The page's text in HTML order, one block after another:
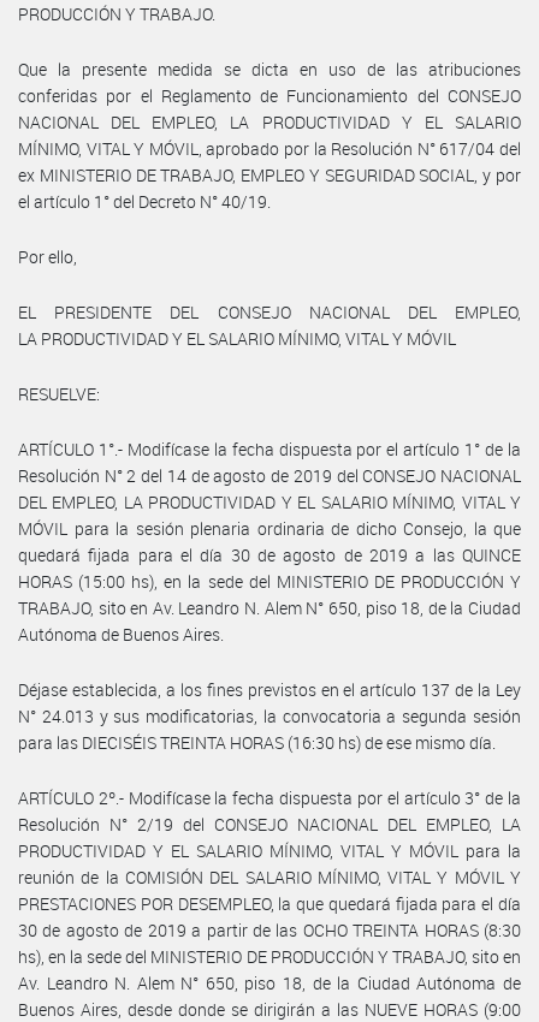
PRODUCCIÓN Y TRABAJO.
Que la presente medida se dicta en uso de las atribuciones
conferidas por el Reglamento de Funcionamiento del CONSEJO
NACIONAL DEL EMPLEO, LA PRODUCTIVIDAD Y EL SALARIO
MÍNIMO, VITAL Y MÓVIL, aprobado por la Resolución N° 617/04 del
ex MINISTERIO DE TRABAJO, EMPLEO Y SEGURIDAD SOCIAL, y por
el artículo 1° del Decreto N° 40/19.
Por ello,
EL PRESIDENTE DEL CONSEJO NACIONAL DEL EMPLEO,
LA PRODUCTIVIDAD Y EL SALARIO MÍNIMO, VITAL Y MÓVIL
RESUELVE:
ARTÍCULO 1°.- Modifícase la fecha dispuesta por el artículo 1° de la
Resolución N° 2 del 14 de agosto de 2019 del CONSEJO NACIONAL
DEL EMPLEO, LA PRODUCTIVIDAD Y EL SALARIO MÍNIMO, VITAL Y
MÓVIL para la sesión plenaria ordinaria de dicho Consejo, la que
quedará fijada para el día 30 de agosto de 2019 a las QUINCE
HORAS (15:00 hs), en la sede del MINISTERIO DE PRODUCCIÓN Y
TRABAJO, sito en Av. Leandro N. Alem N° 650, piso 18, de la Ciudad
Autónoma de Buenos Aires.
Déjase establecida, a los fines previstos en el artículo 137 de la Ley
N° 24.013 y sus modificatorias, la convocatoria a segunda sesión
para las DIECISÉIS TREINTA HORAS (16:30 hs) de ese mismo día.
ARTÍCULO 2º.- Modifícase la fecha dispuesta por el artículo 3° de la
Resolución N° 2/19 del CONSEJO NACIONAL DEL EMPLEO, LA
PRODUCTIVIDAD Y EL SALARIO MÍNIMO, VITAL Y MÓVIL para la
reunión de la COMISIÓN DEL SALARIO MÍNIMO, VITAL Y MÓVIL Y
PRESTACIONES POR DESEMPLEO, la que quedará fijada para el día
30 de agosto de 2019 a partir de las OCHO TREINTA HORAS (8:30
hs), en la sede del MINISTERIO DE PRODUCCIÓN Y TRABAJO, sito en
Av. Leandro N. Alem N° 650, piso 18, de la Ciudad Autónoma de
Buenos Aires, desde donde se dirigirán a las NUEVE HORAS (9:00